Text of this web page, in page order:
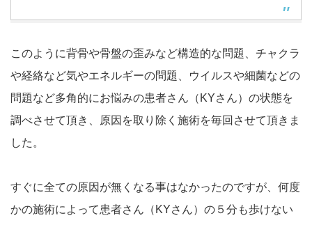
このように背骨や骨盤の歪みなど構造的な問題、チャクラ
や経絡など気やエネルギーの問題、ウイルスや細菌などの
問題など多角的にお悩みの患者さん（KYさん）の状態を
調べさせて頂き、原因を取り除く施術を毎回させて頂きま
した。
すぐに全ての原因が無くなる事はなかったのですが、何度
かの施術によって患者さん（KYさん）の５分も歩けない